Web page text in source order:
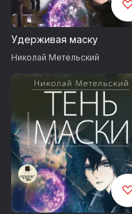
Удерживая маску
Николай Метельский